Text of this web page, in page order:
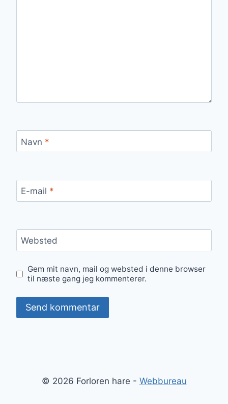
Navn *
E-mail *
Websted
Gem mit navn, mail og websted i denne browser
til næste gang jeg kommenterer.
© 2026 Forloren hare - Webbureau